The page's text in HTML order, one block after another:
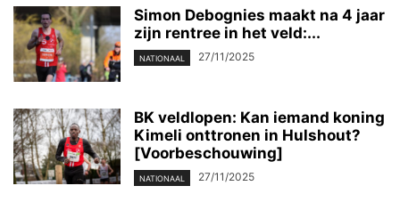
Simon Debognies maakt na 4 jaar
zijn rentree in het veld:...
NATIONAAL 27/11/2025
BK veldlopen: Kan iemand koning
Kimeli onttronen in Hulshout?
[Voorbeschouwing]
NATIONAAL 27/11/2025